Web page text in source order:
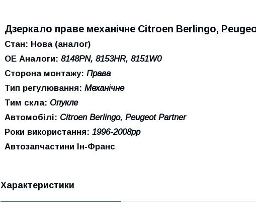
Дзеркало праве механічне Citroen Berlingo,
Стан: Нова (аналог)
ОЕ Аналоги: 8148PN, 8153HR, 8151W0
Сторона монтажу: Права
Тип регулювання: Механічне
Тим скла: Опукле
Автомобілі: Citroen Berlingo, Peugeot Partner
Роки використання: 1996-2008рр
Автозапчастини Ін-Франс
Характеристики